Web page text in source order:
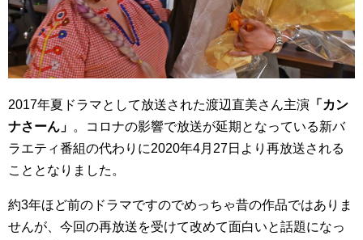
2017年夏ドラマとして放送された渡辺直美さん主演 「カン
ナさーん」 。コロナの影響で放送が延期となっている新バ
ラエティ番組の代わりに2020年4月27日より再放送される
こととなりました。
約3年ほど前のドラマですのでめっちゃ昔の作品ではありま
せんが、今回の再放送を受けて改めて面白いと話題になっ